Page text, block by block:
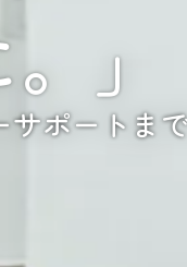
」
ポートま